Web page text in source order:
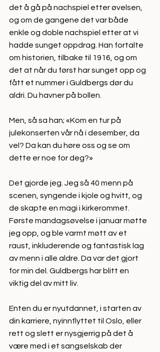
det å gå på nachspiel etter øvelsen,
og om de gangene det var både
enkle og doble nachspiel etter at vi
hadde sunget oppdrag. Han fortalte
om historien, tilbake til 1916, og om
det at når du først har sunget opp og
fått et nummer i Guldbergs dør du
aldri. Du havner på bollen.
Men, så sa han; «Kom en tur på
julekonserten vår nå i desember, da
vel? Da kan du høre oss og se om
dette er noe for deg?»
Det gjorde jeg. Jeg så 40 menn på
scenen, syngende i kjole og hvitt, og
de skapte en magi i kirkerommet.
Første mandagsøvelse i januar møtte
jeg opp, og ble varmt møtt av et
raust, inkluderende og fantastisk lag
av menn i alle aldre. Da var det gjort
for min del. Guldbergs har blitt en
viktig del av mitt liv.
Enten du er nyutdannet, i starten av
din karriere, nyinnflyttet til Oslo, eller
rett og slett er nysgjerrig på det å
være med i et sangselskab der